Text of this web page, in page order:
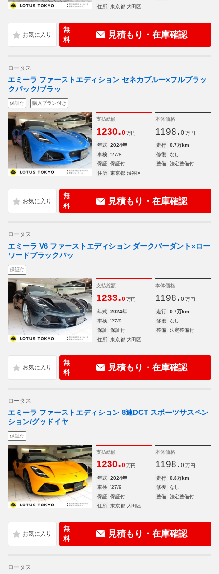
住所
東京都 大田区
無
料
見積もり・在庫確認
ロータス
エミーラ ファーストエディション セネカブルー×フルブラッ
クパック/ブラッ
保証付 購入プラン付き
支払総額
1230.0 万円
本体価格
1198. 0 万円
年式 2024年 走行
0.7万km
車検
'27/8 修復
なし
保証
保証付 整備
法定整備付
住所
東京都 渋谷区
無
料
見積もり・在庫確認
ロータス
エミーラ V6 ファーストエディション ダークバーダント×ロー
ワードブラックパッ
保証付
支払総額
1233.0 万円
本体価格
1198. 0 万円
年式 2024年 走行
0.7万km
車検
'27/9 修復
なし
保証
保証付 整備
法定整備付
住所
東京都 大田区
無
料
見積もり・在庫確認
ロータス
エミーラ ファーストエディション 8速DCT スポーツサスペン
ション/グッドイヤ
保証付
支払総額
1230.0 万円
本体価格
1198. 0 万円
年式 2024年 走行
0.8万km
車検
'27/9 修復
なし
保証
保証付 整備
法定整備付
住所
東京都 大田区
無
料
見積もり・在庫確認
ロータス